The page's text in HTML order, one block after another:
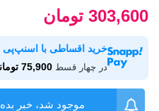
303,600 تومان
خرید اقساطی با اسنپ‌پی
در چهار قسط 75,900 تومانی
موجود شد، خبر بده